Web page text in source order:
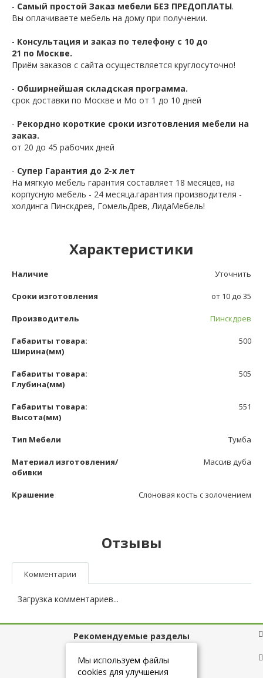
- Самый простой Заказ мебели БЕЗ ПРЕДОПЛАТЫ.
Вы оплачиваете мебель на дому при получении.
- Консультация и заказ по телефону с 10 до
21 по Москве.
Приём заказов с сайта осуществляется круглосуточно!
- Обширнейшая складская программа.
срок доставки по Москве и Мо от 1 до 10 дней
- Рекордно короткие сроки изготовления мебели на
заказ.
от 20 до 45 рабочих дней
- Супер Гарантия до 2-х лет
На мягкую мебель гарантия составляет 18 месяцев, на
корпусную мебель - 24 месяца.гарантия производителя -
холдинга Пинскдрев, ГомельДрев, ЛидаМебель!
Характеристики
Наличие Уточнить
Сроки изготовления от 10 до 35
Производитель Пинскдрев
Габариты товара:
Ширина(мм)
500
Габариты товара:
Глубина(мм)
505
Габариты товара:
Высота(мм)
551
Тип Мебели Тумба
Материал изготовления/
обивки
Массив дуба
Крашение Слоновая кость с золочением
Отзывы
Комментарии
Загрузка комментариев...
Рекомендуемые разделы
Полезные ссылки
Мы используем файлы
cookies для улучшения